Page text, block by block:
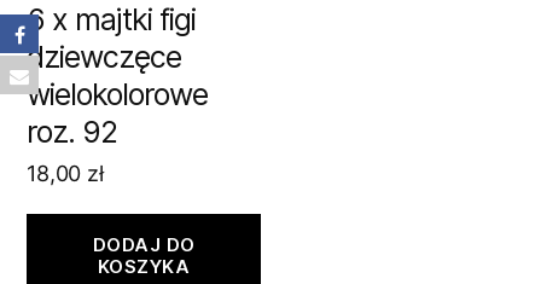
6 x majtki figi
dziewczęce
wielokolorowe
roz. 92
18,00 zł
DODAJ DO
KOSZYKA